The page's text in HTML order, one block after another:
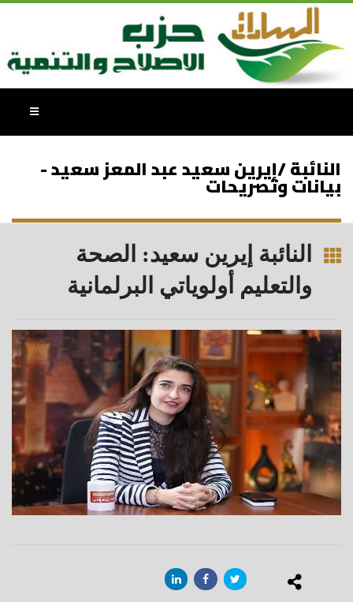
النائبة /إيرين سعيد عبد المعز سعيد -
بيانات وتصريحات
النائبة إيرين سعيد: الصحة
والتعليم أولوياتي البرلمانية